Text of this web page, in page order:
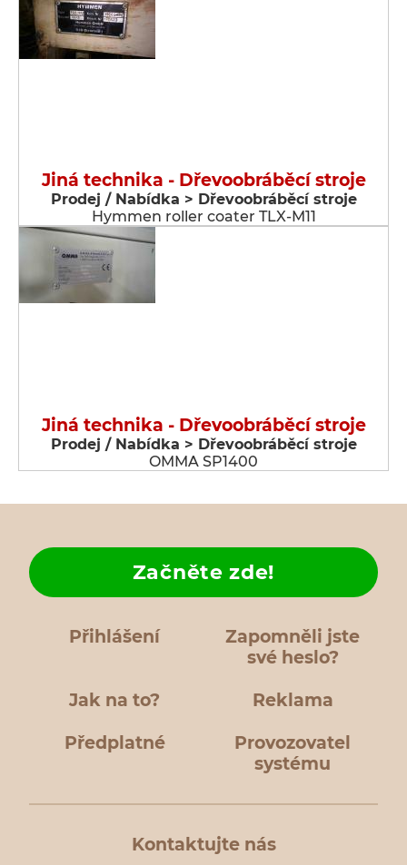
Jiná technika - Dřevoobráběcí stroje
Prodej / Nabídka > Dřevoobráběcí stroje
Hymmen roller coater TLX-M11
Jiná technika - Dřevoobráběcí stroje
Prodej / Nabídka > Dřevoobráběcí stroje
OMMA SP1400
Přihlášení
Zapomněli jste
své heslo?
Jak na to?
Začněte zde!
Reklama
Předplatné
Provozovatel
systému
Kontaktujte nás